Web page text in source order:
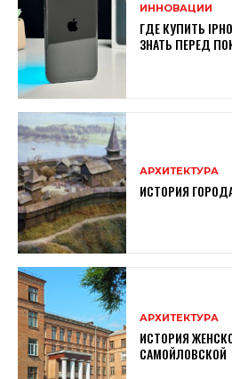
ИННОВАЦИИ
ГДЕ КУПИТЬ
ЗНАТЬ ПЕРЕД
АРХИТЕКТУРА
ИСТОРИЯ
АРХИТЕКТУРА
ИСТОРИЯ
САМОЙЛОВСКОЙ